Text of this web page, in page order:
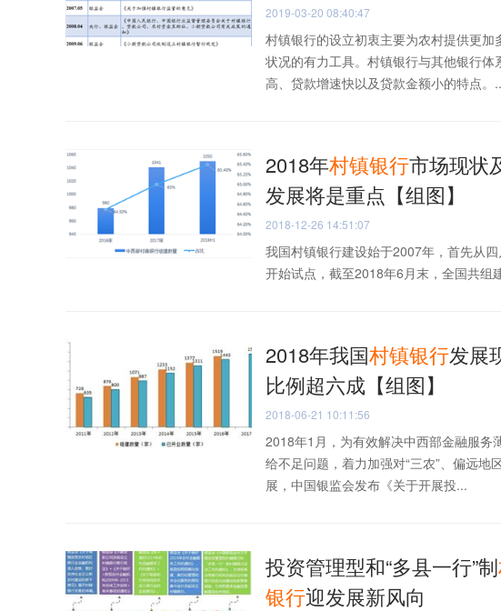
2019-03-20 08:40:47
村镇银行的设立初衷主要为农村提供更
状况的有力工具。村镇银行与其他银行
高、贷款增速快以及贷款金额小的特点。
2018年村镇银行市场现状
发展将是重点【组图】
2018-12-26 14:51:07
我国村镇银行建设始于2007年，首先从
开始试点，截至2018年6月末，全国共组
2018年我国村镇银行发展
比例超六成【组图】
2018-06-21 10:11:56
2018年1月，为有效解决中西部金融服务
给不足问题，着力加强对“三农”、偏远
展，中国银监会发布《关于开展投...
投资管理型和“多县一行”制
银行迎发展新风向